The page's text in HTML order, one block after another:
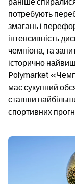
потребують
змагань і
інтенсивність
чемпіона, та
історично
Polymarket
має сукупний
ставши
спортивних